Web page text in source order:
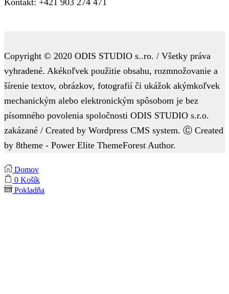
Copyright © 2020 ODIS STUDIO s..ro. / Všetky práva
vyhradené. Akékoľvek použitie obsahu, rozmnožovanie a
šírenie textov, obrázkov, fotografií či ukážok akýmkoľvek
mechanickým alebo elektronickým spôsobom je bez
písomného povolenia spoločnosti ODIS STUDIO s.r.o.
zakázané / Created by Wordpress CMS system. Ⓒ Created
by 8theme - Power Elite ThemeForest Author.
Domov
0 Košík
Pokladňa